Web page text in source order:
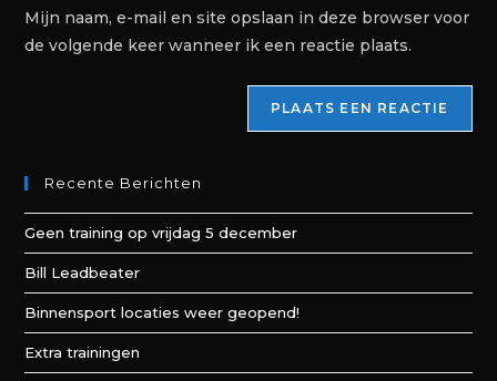
Mijn naam, e-mail en site opslaan in deze browser voor
de volgende keer wanneer ik een reactie plaats.
Recente Berichten
Geen training op vrijdag 5 december
Bill Leadbeater
Binnensport locaties weer geopend!
Extra trainingen